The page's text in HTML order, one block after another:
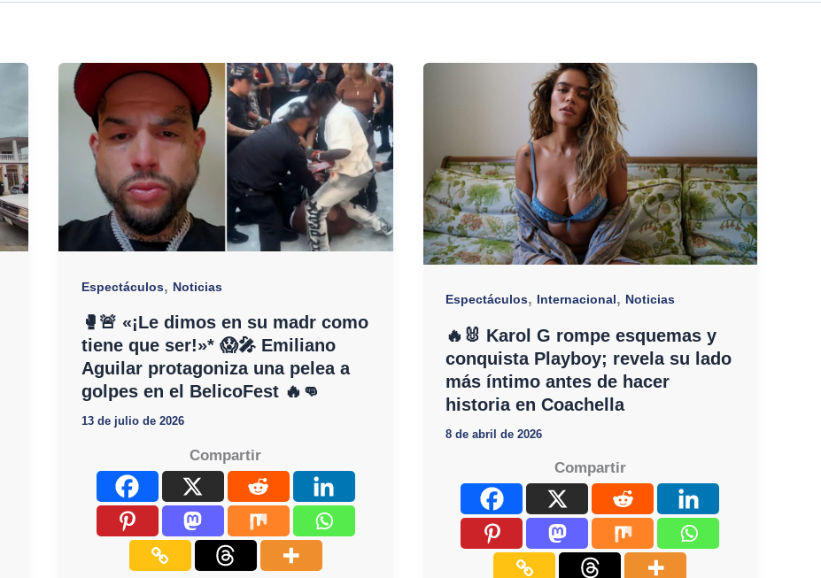
Espectáculos, Noticias
🥊🚨 «¡Le dimos en su madr como
tiene que ser!»* 😱🎤 Emiliano
Aguilar protagoniza una pelea a
golpes en el BelicoFest 🔥👊
13 de julio de 2026
Compartir
Espectáculos, Internacional, Noticias
🔥🐰 Karol G rompe esquemas y
conquista Playboy; revela su lado
más íntimo antes de hacer
historia en Coachella
8 de abril de 2026
Compartir